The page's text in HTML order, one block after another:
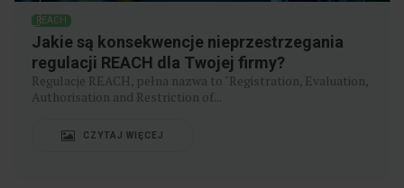
REACH
Jakie są konsekwencje nieprzestrzegania
regulacji REACH dla Twojej firmy?
Regulacje REACH, pełna nazwa to "Registration, Evaluation,
Authorisation and Restriction of...
CZYTAJ WIĘCEJ